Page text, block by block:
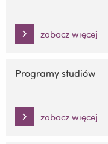
zobacz więcej
Programy studiów
zobacz więcej